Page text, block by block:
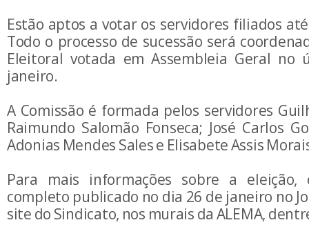
Estão aptos a votar os servidores filiados
Todo o processo de sucessão será
Eleitoral votada em Assembleia Geral no
janeiro.
A Comissão é formada pelos servidores
Raimundo Salomão Fonseca; José Carlos
Adonias Mendes Sales e Elisabete Assis
Para mais informações sobre a
completo publicado no dia 26 de janeiro no
site do Sindicato, nos murais da ALEMA,